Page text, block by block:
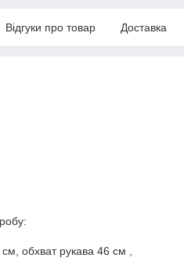
Відгуки про товар Доставка
обхват рукава 46 см ,